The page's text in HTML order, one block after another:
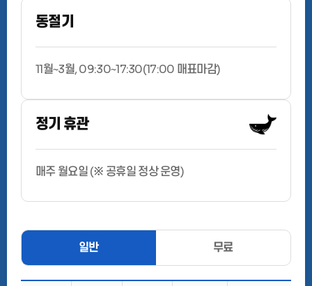
동절기
11월~3월, 09:30~17:30(17:00 매표마감)
정기 휴관
매주 월요일 (※ 공휴일 정상 운영)
일반 무료